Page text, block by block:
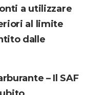
a utilizzare
al limite
dalle
– Il SAF